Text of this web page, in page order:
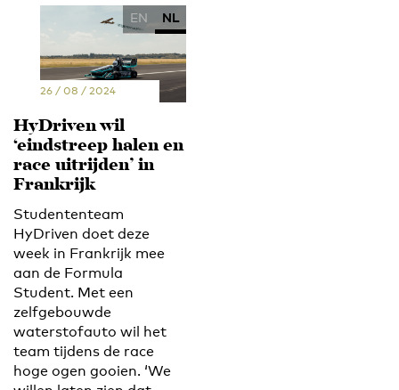
EN NL
26 / 08 / 2024
HyDriven wil
‘eindstreep halen en
race uitrijden’ in
Frankrijk
Studententeam
HyDriven doet deze
week in Frankrijk mee
aan de Formula
Student. Met een
zelfgebouwde
waterstofauto wil het
team tijdens de race
hoge ogen gooien. ‘We